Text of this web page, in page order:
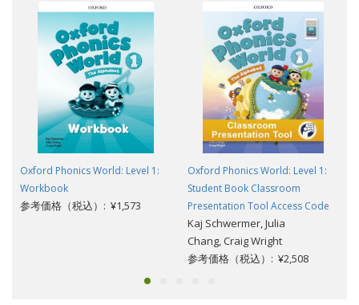
Oxford Phonics World: Level 1:
Workbook
参考価格（税込）: ¥1,573
Oxford Phonics World: Level 1:
Student Book Classroom
Presentation Tool Access Code
Kaj Schwermer, Julia
Chang, Craig Wright
参考価格（税込）: ¥2,508